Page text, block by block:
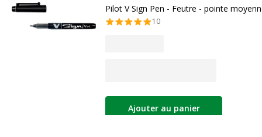
Pilot V Sign Pen - Feutre - pointe
10
Ajouter au panier